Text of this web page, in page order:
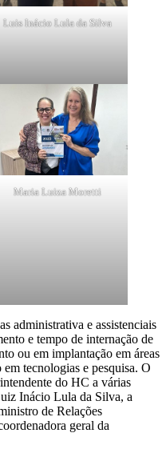
Luis Inácio Lula da Silva
Maria Luiza Moretti
administrativa e assistenciais
e tempo de internação de
ou em implantação em áreas
em tecnologias e pesquisa. O
do HC a várias
Inácio Lula da Silva, a
de Relações
geral da